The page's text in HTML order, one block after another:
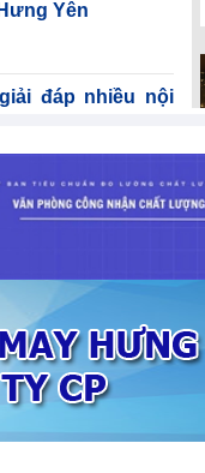
Yên
đáp nhiều nội
nhất trong hơn